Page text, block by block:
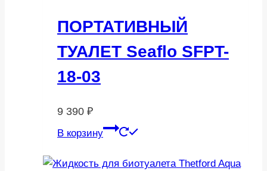
ПОРТАТИВНЫЙ
ТУАЛЕТ Seaflo SFPT-
18-03
9 390 ₽
В корзину